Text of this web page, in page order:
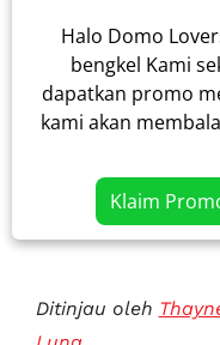
Halo Domo
bengkel Kami
dapatkan promo
kami akan
Klaim
Ditinjau oleh